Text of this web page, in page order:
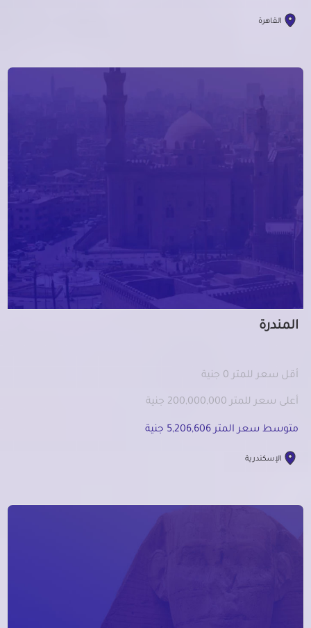
القاهرة
المندرة
أقل سعر للمتر 0 جنية
أعلى سعر للمتر 200,000,000 جنية
متوسط سعر المتر 5,206,606 جنية
الإسكندرية